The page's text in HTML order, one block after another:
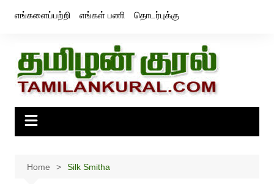
எங்களைப்பற்றி எங்கள் பணி தொடர்புக்கு
Home Silk Smitha